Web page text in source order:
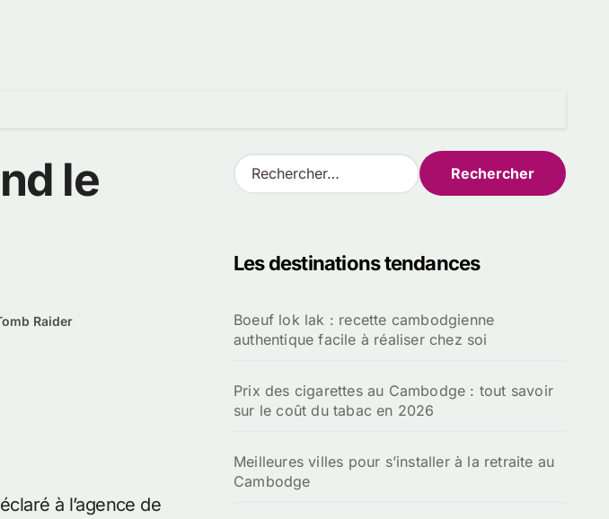
le
Raider
à l’agence de
R
e
r
e
r
Les destinations tendances
Boeuf lok lak : recette cambodgienne
authentique facile à réaliser chez soi
Prix des cigarettes au Cambodge : tout savoir
sur le coût du tabac en 2026
Meilleures villes pour s’installer à la retraite au
Cambodge